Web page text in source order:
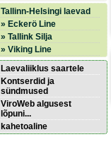
Tallinn-Helsingi laevad
» Eckerö Line
» Tallink Silja
» Viking Line
Laevaliiklus saartele
Kontserdid ja
sündmused
ViroWeb algusest
lõpuni...
kahetoaline